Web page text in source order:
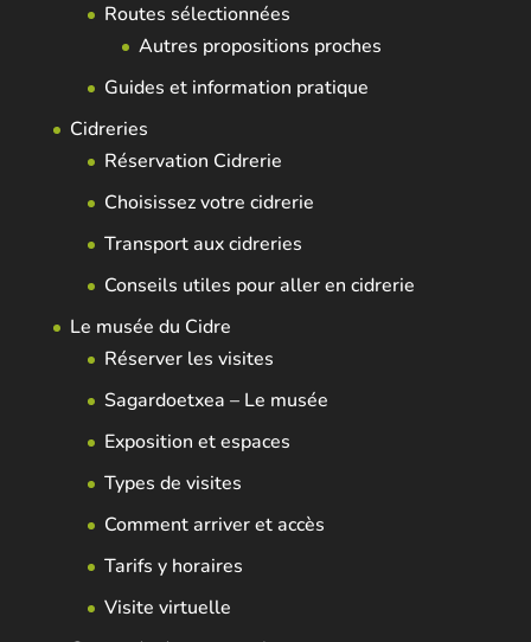
Routes sélectionnées
Autres propositions proches
Guides et information pratique
Cidreries
Réservation Cidrerie
Choisissez votre cidrerie
Transport aux cidreries
Conseils utiles pour aller en cidrerie
Le musée du Cidre
Réserver les visites
Sagardoetxea – Le musée
Exposition et espaces
Types de visites
Comment arriver et accès
Tarifs y horaires
Visite virtuelle